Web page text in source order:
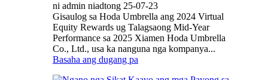
ni admin niadtong 25-07-23
Gisaulog sa Hoda Umbrella ang 2024 Virtual
Equity Rewards ug Talagsaong Mid-Year
Performance sa 2025 Xiamen Hoda Umbrella
Co., Ltd., usa ka nanguna nga kompanya...
Basaha ang dugang pa